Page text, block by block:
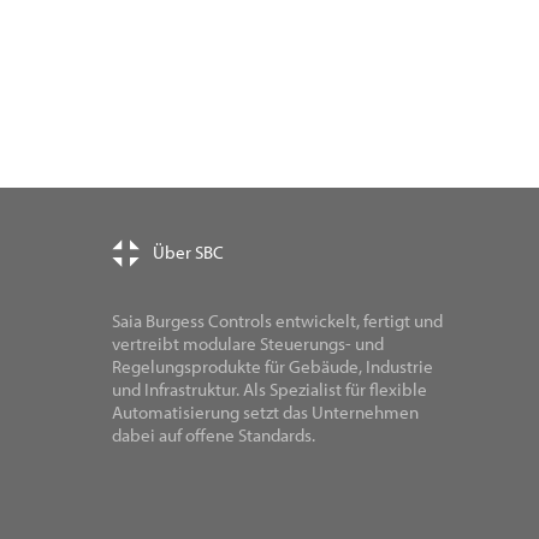
Über SBC
Saia Burgess Controls entwickelt, fertigt und
vertreibt modulare Steuerungs- und
Regelungsprodukte für Gebäude, Industrie
und Infrastruktur. Als Spezialist für flexible
Automatisierung setzt das Unternehmen
dabei auf offene Standards.